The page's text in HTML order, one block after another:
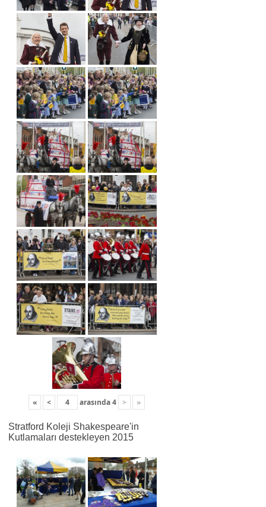
« < arasında4 > »
Stratford Koleji Shakespeare'in
Kutlamaları destekleyen 2015